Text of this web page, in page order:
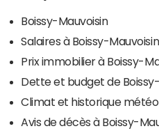
Boissy-Mauvoisin
Salaires à Boissy-Mauvoisin
Prix immobilier à Boissy-
Dette et budget de
Climat et historique
Avis de décès à Boissy-